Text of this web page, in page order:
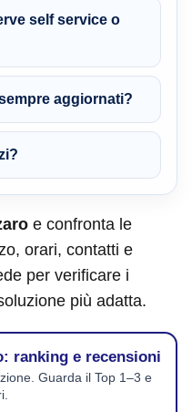
self service o
aggiornati?
e confronta le
orari, contatti e
per verificare i
più adatta.
ranking e recensioni
Guarda il Top 1–3 e